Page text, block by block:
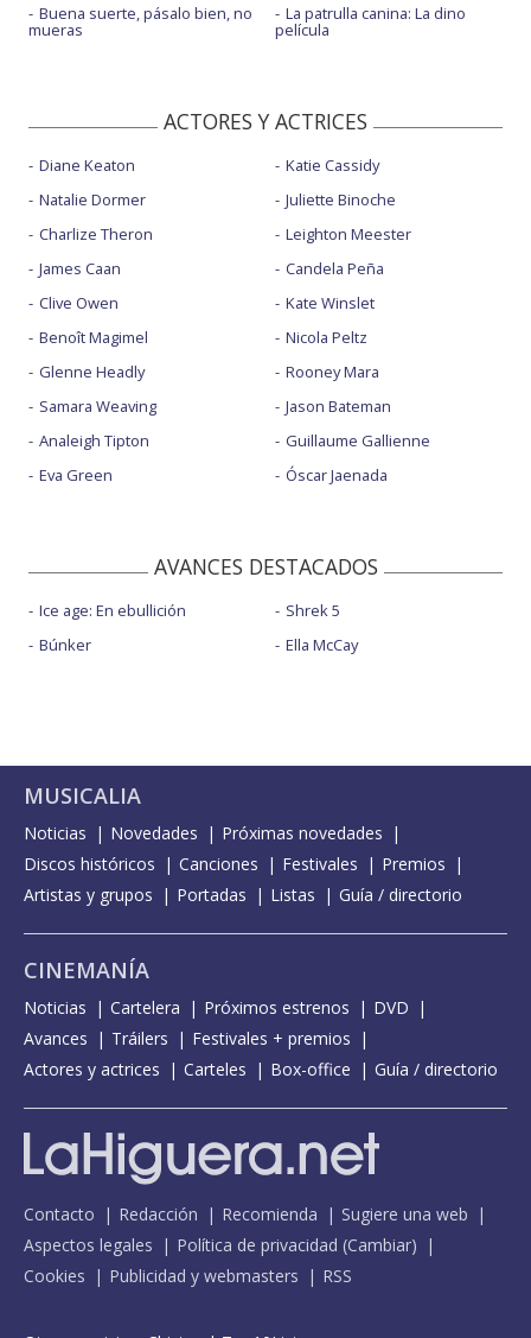
Buena suerte, pásalo bien, no
mueras
La patrulla canina: La dino
película
ACTORES Y ACTRICES
Diane Keaton
Natalie Dormer
Charlize Theron
James Caan
Clive Owen
Benoît Magimel
Glenne Headly
Samara Weaving
Analeigh Tipton
Eva Green
Katie Cassidy
Juliette Binoche
Leighton Meester
Candela Peña
Kate Winslet
Nicola Peltz
Rooney Mara
Jason Bateman
Guillaume Gallienne
Óscar Jaenada
AVANCES DESTACADOS
Ice age: En ebullición
Búnker
Shrek 5
Ella McCay
MUSICALIA
Noticias Novedades
Próximas novedades
Discos históricos
Canciones Festivales
Premios
Artistas y grupos
Portadas Listas Guía / directorio
CINEMANÍA
Noticias Cartelera Próximos estrenos
DVD
Avances
Tráilers
Festivales + premios
Actores y actrices
Carteles Box-office Guía / directorio
Contacto Redacción Recomienda
Sugiere una web
Aspectos legales
Política de privacidad (Cambiar)
Cookies
Publicidad y webmasters RSS